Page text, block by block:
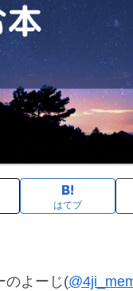
はてブ
のよーじ(